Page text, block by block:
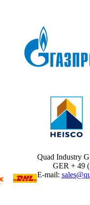
Quad Industry
GER + 49
E-mail: